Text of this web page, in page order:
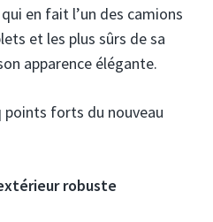
en fait l’un des camions
et les plus sûrs de sa
apparence élégante.
points forts du nouveau
robuste